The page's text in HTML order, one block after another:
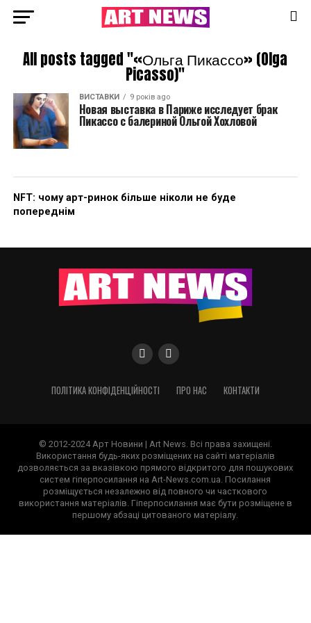
All posts tagged "«Ольга Пикассо» (Olga
Picasso)"
ВИСТАВКИ 9 років ago
Новая выставка в Париже исследует брак
Пикассо с балериной Ольгой Хохловой
NFT: чому арт-ринок більше ніколи не буде
попереднім
ПОЛІТИКА КОНФІДЕНЦІЙНОСТІ ПРО НАС КОНТАКТИ
© 2012-2024 Арт Новини | Art News. Всі права захищені.
Використання будь-яких розміщених на сайті матеріалів
дозволяється за вказівкою прямого відкритого для пошукових
систем гіперпосилання на Art-News.com.ua. Посилання
розміщується незалежно від повного чи часткового
використання матеріалів. Гіперпосилання має бути розміщене в
першому абзаці цитованого матеріалу.